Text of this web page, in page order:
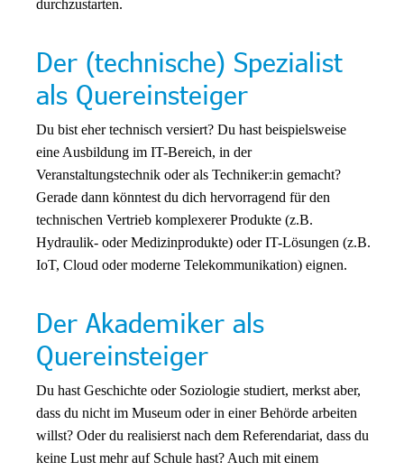
durchzustarten.
Der (technische) Spezialist
als Quereinsteiger
Du bist eher technisch versiert? Du hast beispielsweise
eine Ausbildung im IT-Bereich, in der
Veranstaltungstechnik oder als Techniker:in gemacht?
Gerade dann könntest du dich hervorragend für den
technischen Vertrieb komplexerer Produkte (z.B.
Hydraulik- oder Medizinprodukte) oder IT-Lösungen (z.B.
IoT, Cloud oder moderne Telekommunikation) eignen.
Der Akademiker als
Quereinsteiger
Du hast Geschichte oder Soziologie studiert, merkst aber,
dass du nicht im Museum oder in einer Behörde arbeiten
willst? Oder du realisierst nach dem Referendariat, dass du
keine Lust mehr auf Schule hast? Auch mit einem